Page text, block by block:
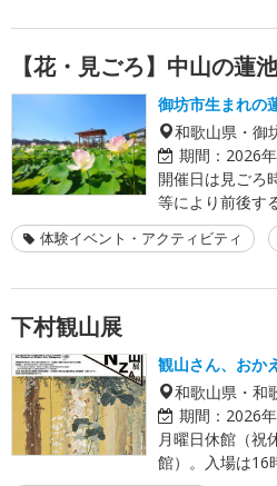
【花・見ごろ】中山の蓮
御坊市生まれの
和歌山県・御
期間： 2026
開催日は見ごろ
等により前後す
体験イベント・アクティビティ
下村観山展
観山さん、おか
和歌山県・和
期間： 2026
月曜日休館（祝
館）。入場は16